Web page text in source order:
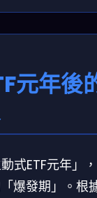
元年後
式ETF元年」
爆發期」。根